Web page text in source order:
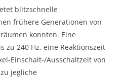
blitzschnelle
frühere Generationen von
konnten. Eine
zu 240 Hz, eine Reaktionszeit
Einschalt-/Ausschaltzeit von
jegliche